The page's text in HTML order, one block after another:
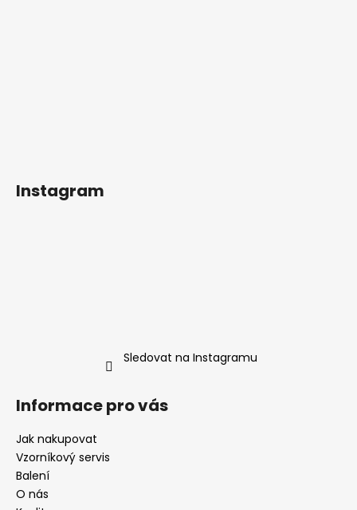
Instagram
Sledovat na Instagramu
Informace pro vás
Jak nakupovat
Vzorníkový servis
Balení
O nás